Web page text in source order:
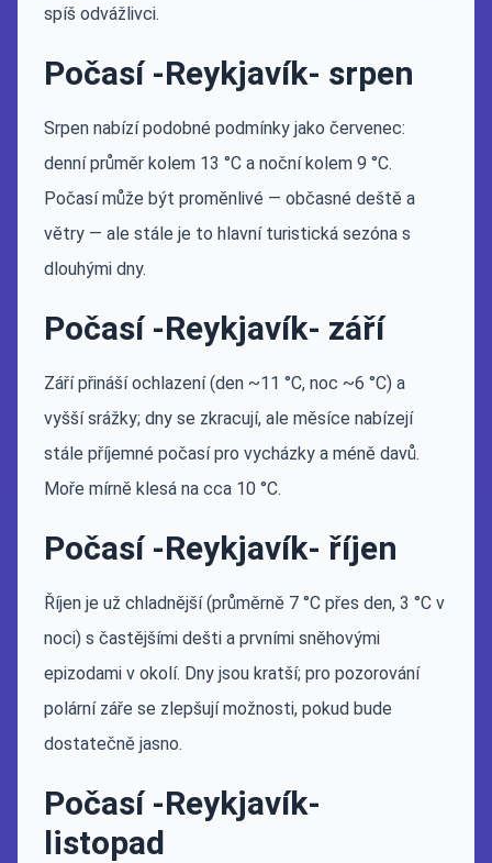
spíš odvážlivci.
Počasí -Reykjavík- srpen
Srpen nabízí podobné podmínky jako červenec:
denní průměr kolem 13 °C a noční kolem 9 °C.
Počasí může být proměnlivé — občasné deště a
větry — ale stále je to hlavní turistická sezóna s
dlouhými dny.
Počasí -Reykjavík- září
Září přináší ochlazení (den ~11 °C, noc ~6 °C) a
vyšší srážky; dny se zkracují, ale měsíce nabízejí
stále příjemné počasí pro vycházky a méně davů.
Moře mírně klesá na cca 10 °C.
Počasí -Reykjavík- říjen
Říjen je už chladnější (průměrně 7 °C přes den, 3 °C v
noci) s častějšími dešti a prvními sněhovými
epizodami v okolí. Dny jsou kratší; pro pozorování
polární záře se zlepšují možnosti, pokud bude
dostatečně jasno.
Počasí -Reykjavík-
listopad